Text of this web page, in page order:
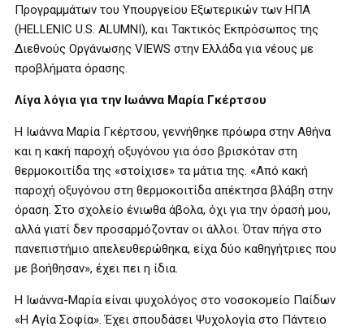
Προγραμμάτων του Υπουργείου Εξωτερικών των ΗΠΑ
(HELLENIC U.S. ALUMNI), και Τακτικός Εκπρόσωπος της
Διεθνούς Οργάνωσης VIEWS στην Ελλάδα για νέους με
προβλήματα όρασης.
Λίγα λόγια για την Ιωάννα Μαρία Γκέρτσου
Η Ιωάννα Μαρία Γκέρτσου, γεννήθηκε πρόωρα στην Αθήνα
και η κακή παροχή οξυγόνου για όσο βρισκόταν στη
θερμοκοιτίδα της «στοίχισε» τα μάτια της. «Από κακή
παροχή οξυγόνου στη θερμοκοιτίδα απέκτησα βλάβη στην
όραση. Στο σχολείο ένιωθα άβολα, όχι για την όρασή μου,
αλλά γιατί δεν προσαρμόζονταν οι άλλοι. Όταν πήγα στο
πανεπιστήμιο απελευθερώθηκα, είχα δύο καθηγήτριες που
με βοήθησαν», έχει πει η ίδια.
Η Ιωάννα-Μαρία είναι ψυχολόγος στο νοσοκομείο Παίδων
«Η Αγία Σοφία». Έχει σπουδάσει Ψυχολογία στο Πάντειο